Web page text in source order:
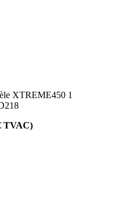
XTREME450 1
TVAC)